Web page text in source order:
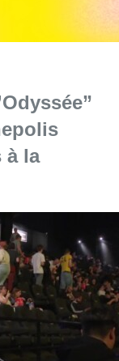
billets pour
de l’oubli
Beaux-Arts